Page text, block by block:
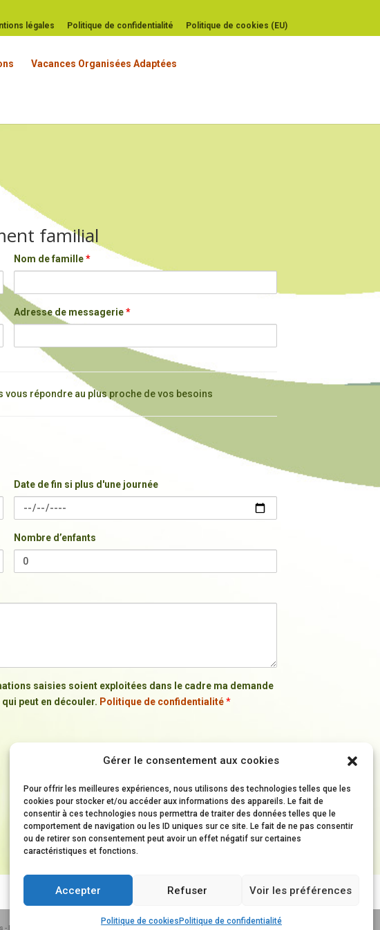
Gérer le consentement aux cookies
Pour offrir les meilleures expériences, nous utilisons des technologies telles que les
cookies pour stocker et/ou accéder aux informations des appareils. Le fait de
consentir à ces technologies nous permettra de traiter des données telles que le
comportement de navigation ou les ID uniques sur ce site. Le fait de ne pas consentir
ou de retirer son consentement peut avoir un effet négatif sur certaines
caractéristiques et fonctions.
Accepter Refuser Voir les préférences
Politique de cookies Politique de confidentialité
légales Politique de confidentialité Politique de cookies (EU)
Vacances Organisées Adaptées
familial
Nom de famille*
Adresse de messagerie*
vous répondre au plus proche de vos besoins
Date de fin si plus d'une journée
Nombre d’enfants
saisies soient exploitées dans le cadre ma demande
peut en découler. Politique de confidentialité*
- Répertoire départemental Éducation Nationale- | Mentions légales |